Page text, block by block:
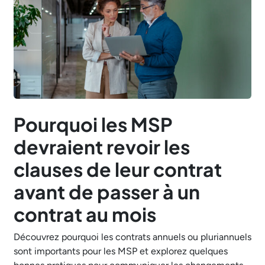
Pourquoi les MSP
devraient revoir les
clauses de leur contrat
avant de passer à un
contrat au mois
Découvrez pourquoi les contrats annuels ou pluriannuels
sont importants pour les MSP et explorez quelques